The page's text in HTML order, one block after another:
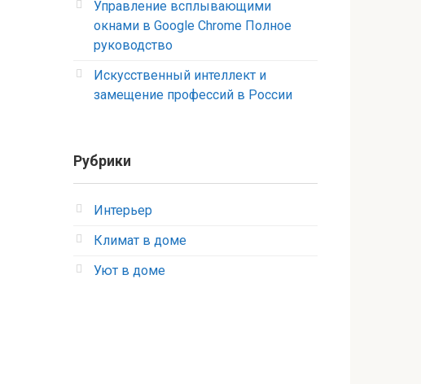
Управление всплывающими
окнами в Google Chrome Полное
руководство
Искусственный интеллект и
замещение профессий в России
Рубрики
Интерьер
Климат в доме
Уют в доме